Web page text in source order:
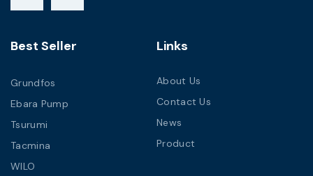
Best Seller
Grundfos
Ebara Pump
Tsurumi
Tacmina
WILO
Links
About Us
Contact Us
News
Product